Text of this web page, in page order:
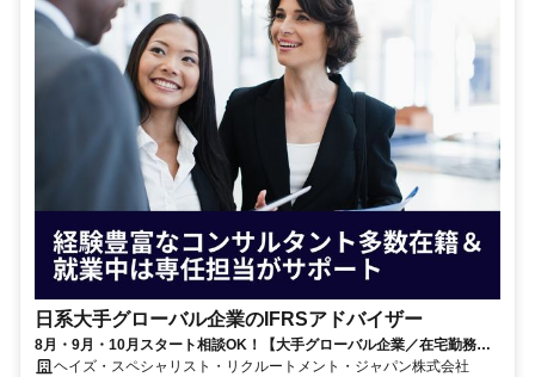
日系大手グローバル企業のIFRSアドバイザー
8月・9月・10月スタート相談OK！【大手グローバル企業／在宅勤務メ
イン／週1～2日勤務】IFRSアドバイザー
ヘイズ・スペシャリスト・リクルートメント・ジャパン株式会社